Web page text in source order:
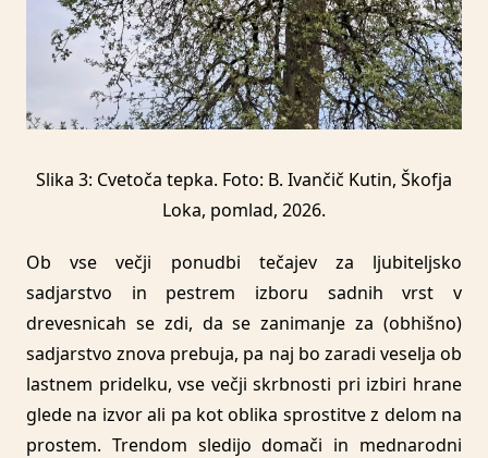
Slika 3: Cvetoča tepka. Foto: B. Ivančič Kutin, Škofja
Loka, pomlad, 2026.
Ob vse večji ponudbi tečajev za ljubiteljsko
sadjarstvo in pestrem izboru sadnih vrst v
drevesnicah se zdi, da se zanimanje za (obhišno)
sadjarstvo znova prebuja, pa naj bo zaradi veselja ob
lastnem pridelku, vse večji skrbnosti pri izbiri hrane
glede na izvor ali pa kot oblika sprostitve z delom na
prostem. Trendom sledijo domači in mednarodni